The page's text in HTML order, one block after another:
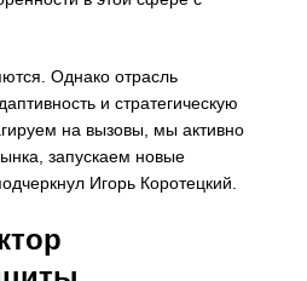
Однако отрасль
и стратегическую
на вызовы, мы активно
запускаем новые
Игорь Коротецкий.